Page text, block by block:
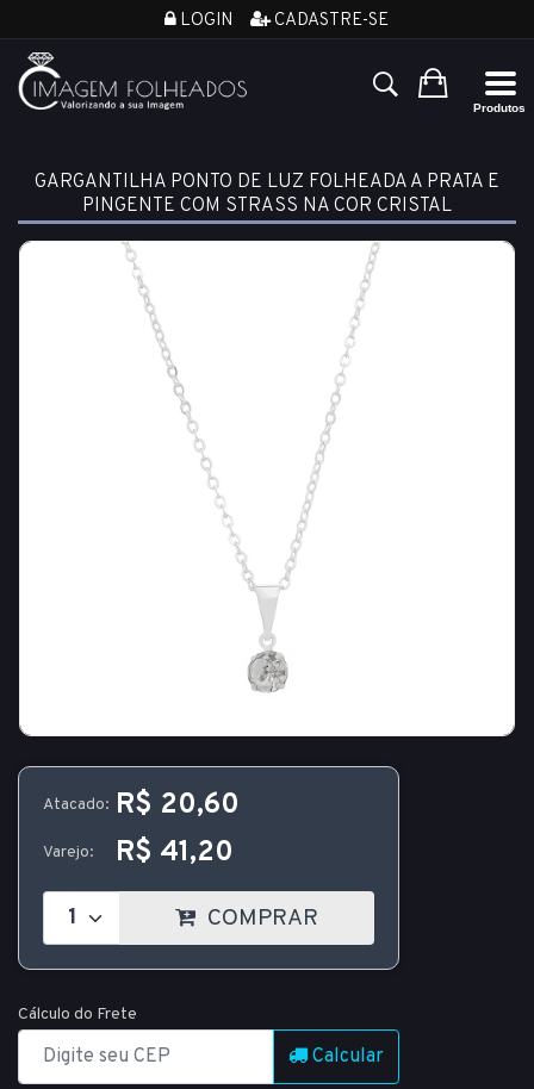
LOGIN CADASTRE-SE
GARGANTILHA PONTO DE LUZ FOLHEADA A PRATA E
PINGENTE COM STRASS NA COR CRISTAL
Atacado: R$ 20,60
Varejo: R$ 41,20
COMPRAR
Cálculo do Frete
Calcular